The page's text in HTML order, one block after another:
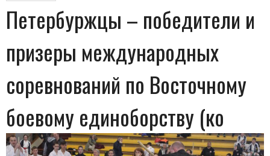
Петербуржцы – победители и
призеры международных
соревнований по Восточному
боевому единоборству (ко